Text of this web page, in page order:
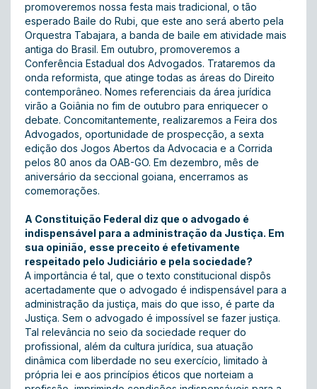
promoveremos nossa festa mais tradicional, o tão
esperado Baile do Rubi, que este ano será aberto pela
Orquestra Tabajara, a banda de baile em atividade mais
antiga do Brasil. Em outubro, promoveremos a
Conferência Estadual dos Advogados. Trataremos da
onda reformista, que atinge todas as áreas do Direito
contemporâneo. Nomes referenciais da área jurídica
virão a Goiânia no fim de outubro para enriquecer o
debate. Concomitantemente, realizaremos a Feira dos
Advogados, oportunidade de prospecção, a sexta
edição dos Jogos Abertos da Advocacia e a Corrida
pelos 80 anos da OAB-GO. Em dezembro, mês de
aniversário da seccional goiana, encerramos as
comemorações.
A Constituição Federal diz que o advogado é
indispensável para a administração da Justiça. Em
sua opinião, esse preceito é efetivamente
respeitado pelo Judiciário e pela sociedade?
A importância é tal, que o texto constitucional dispôs
acertadamente que o advogado é indispensável para a
administração da justiça, mais do que isso, é parte da
Justiça. Sem o advogado é impossível se fazer justiça.
Tal relevância no seio da sociedade requer do
profissional, além da cultura jurídica, sua atuação
dinâmica com liberdade no seu exercício, limitado à
própria lei e aos princípios éticos que norteiam a